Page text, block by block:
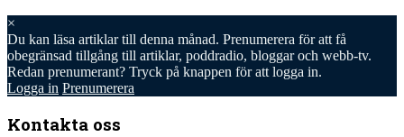
×
Du kan läsa artiklar till denna månad. Prenumerera för att få
obegränsad tillgång till artiklar, poddradio, bloggar och webb-tv.
Redan prenumerant? Tryck på knappen för att logga in.
Logga in Prenumerera
Kontakta oss